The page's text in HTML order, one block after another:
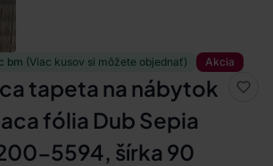
bm (Viac kusov si môžete objednať) Akcia
tapeta na nábytok
fólia Dub Sepia
5594, šírka 90